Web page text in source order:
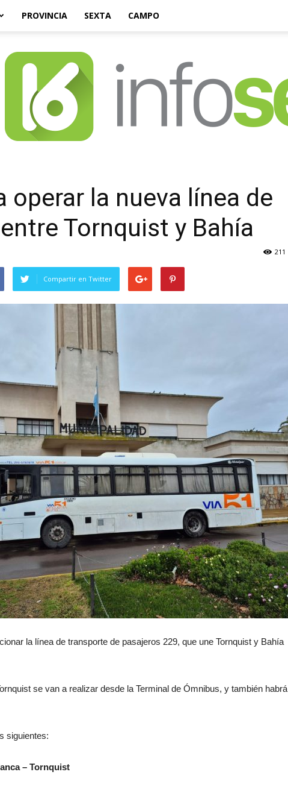
PROVINCIA SEXTA CAMPO
operar la nueva línea de
Tornquist y Bahía
211
Compartir en Twitter
la línea de transporte de pasajeros 229, que une Tornquist y Bahía
se van a realizar desde la Terminal de Ómnibus, y también habrá
siguientes:
– Tornquist